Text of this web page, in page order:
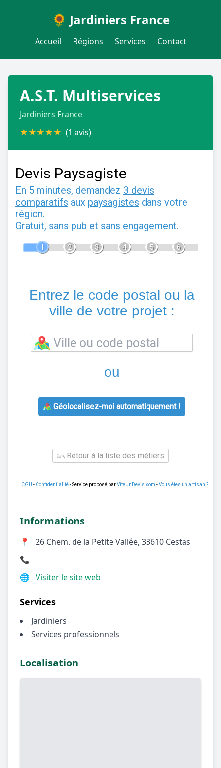
🌻 Jardiniers France
Accueil Régions Services Contact
A.S.T. Multiservices
Jardiniers France
★★★★★ (1 avis)
Devis Paysagiste
En 5 minutes, demandez 3 devis
comparatifs aux paysagistes dans votre
région.
Gratuit, sans pub et sans engagement.
1 2 3 4 5 6
Entrez le code postal ou la
ville de votre projet :
ou
Géolocalisez-moi automatiquement !
Retour à la liste des métiers
CGU - Confidentialité- Service proposé parViteUnDevis.com -Vous êtes un artisan ?
Informations
📍
26 Chem. de la Petite Vallée, 33610 Cestas
📞
🌐 Visiter le site web
Services
Jardiniers
Services professionnels
Localisation